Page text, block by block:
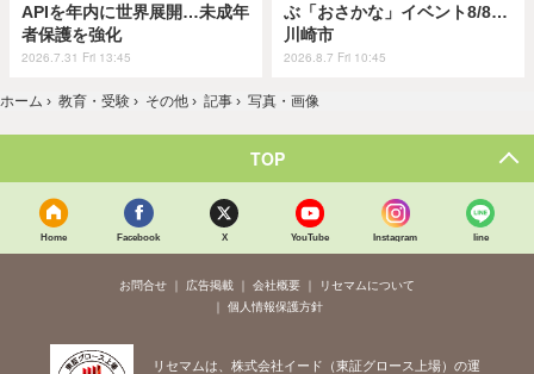
APIを年内に世界展開…未成年
者保護を強化
2026.7.31 Fri 13:45
ぶ「おさかな」イベント8/8…
川崎市
2026.8.7 Fri 10:45
ホーム › 教育・受験 › その他 › 記事 › 写真・画像
TOP
Home Facebook X YouTube Instagram line
お問合せ 広告掲載 会社概要
リセマムについて
個人情報保護方針
リセマムは、株式会社イード（東証グロース上場）の運